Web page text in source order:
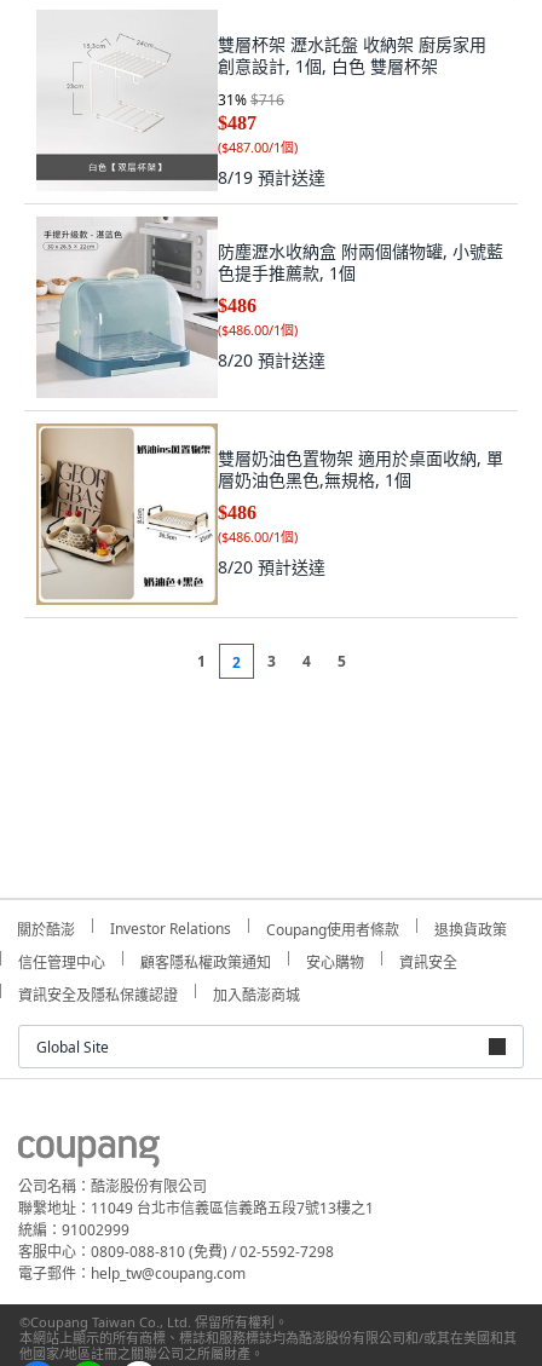
雙層杯架 瀝水託盤 收納架 廚房家用
創意設計, 1個, 白色 雙層杯架
31%$716
$487
($487.00/1個)
8/19 預計送達
防塵瀝水收納盒 附兩個儲物罐, 小號藍
色提手推薦款, 1個
$486
($486.00/1個)
8/20 預計送達
雙層奶油色置物架 適用於桌面收納, 單
層奶油色黑色,無規格, 1個
$486
($486.00/1個)
8/20 預計送達
1 2 3 4 5
關於酷澎 Investor Relations Coupang使用者條款
退換貨政策
信任管理中心
顧客隱私權政策通知 安心購物
資訊安全
資訊安全及隱私保護認證
加入酷澎商城
Global Site
公司名稱：酷澎股份有限公司
聯繫地址：11049 台北市信義區信義路五段7號13樓之1
統編：91002999
客服中心：0809-088-810 (免費) / 02-5592-7298
電子郵件：help_tw@coupang.com
©Coupang Taiwan Co., Ltd. 保留所有權利。
本網站上顯示的所有商標、標誌和服務標誌均為酷澎股份有限公司和/或其在美國和其
他國家/地區註冊之關聯公司之所屬財產。